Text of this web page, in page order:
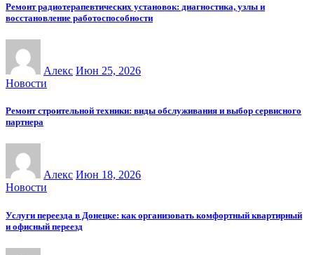
Ремонт радиотерапевтических установок: диагностика, узлы и
восстановление работоспособности
Алекс Июн 25, 2026
Новости
Ремонт строительной техники: виды обслуживания и выбор сервисного
партнера
Алекс Июн 18, 2026
Новости
Услуги переезда в Донецке: как организовать комфортный квартирный
и офисный переезд